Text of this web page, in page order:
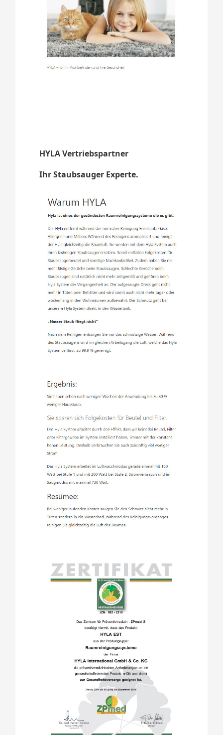
HYLA Vertriebspartner
Ihr Staubsauger Experte.